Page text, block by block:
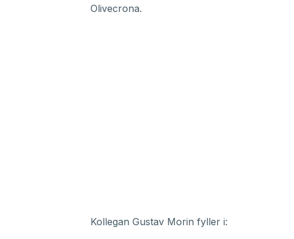
Olivecrona.
Kollegan Gustav Morin fyller i: